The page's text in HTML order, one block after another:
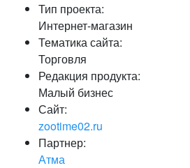
Тип проекта:
Интернет-магазин
Тематика сайта:
Торговля
Редакция продукта:
Малый бизнес
Сайт:
zootime02.ru
Партнер:
Атма